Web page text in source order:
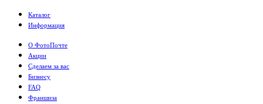
Каталог
Информация
О ФотоПочте
Акции
Сделаем за вас
Бизнесу
FAQ
Франшиза